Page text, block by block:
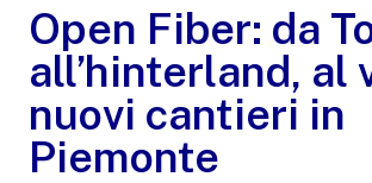
Open Fiber: da
all’hinterland, al
nuovi cantieri in
Piemonte